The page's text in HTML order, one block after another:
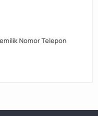
Nomor Telepon